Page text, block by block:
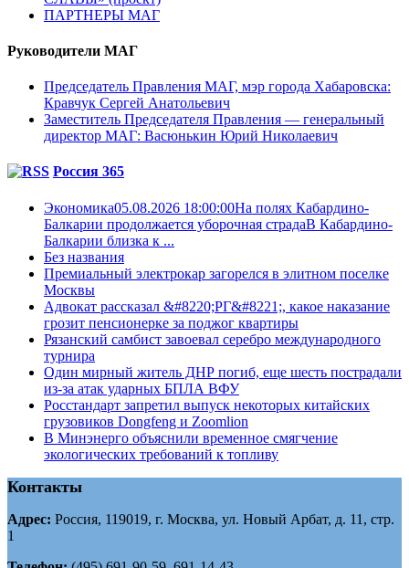
ПАРТНЕРЫ МАГ
Руководители МАГ
Председатель Правления МАГ, мэр города Хабаровска:
Кравчук Сергей Анатольевич
Заместитель Председателя Правления — генеральный
директор МАГ: Васюнькин Юрий Николаевич
Россия 365
Экономика05.08.2026 18:00:00На полях Кабардино-
Балкарии продолжается уборочная страдаВ Кабардино-
Балкарии близка к ...
Без названия
Премиальный электрокар загорелся в элитном поселке
Москвы
Адвокат рассказал &#8220;РГ&#8221;, какое наказание
грозит пенсионерке за поджог квартиры
Рязанский самбист завоевал серебро международного
турнира
Один мирный житель ДНР погиб, еще шесть пострадали
из-за атак ударных БПЛА ВФУ
Росстандарт запретил выпуск некоторых китайских
грузовиков Dongfeng и Zoomlion
В Минэнерго объяснили временное смягчение
экологических требований к топливу
Контакты
Адрес: Россия, 119019, г. Москва, ул. Новый Арбат, д. 11, стр.
1